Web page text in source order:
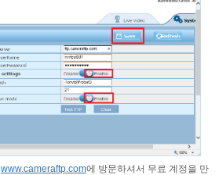
www.cameraftp.com에 방문하셔서 무료 계정을 만